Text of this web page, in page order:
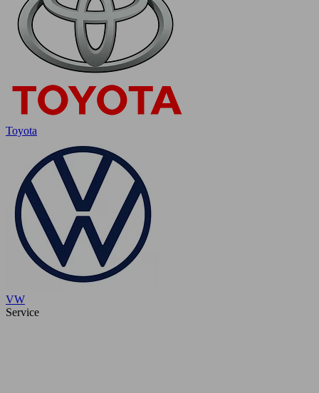
Toyota
VW
Service